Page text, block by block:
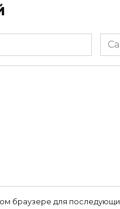
браузере для